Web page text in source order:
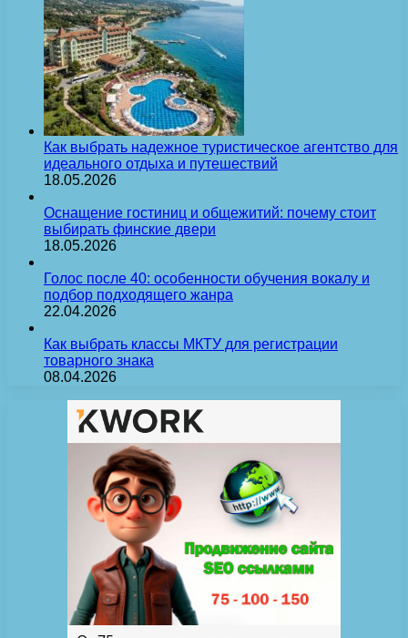
Как выбрать надежное туристическое агентство для
идеального отдыха и путешествий
18.05.2026
Оснащение гостиниц и общежитий: почему стоит
выбирать финские двери
18.05.2026
Голос после 40: особенности обучения вокалу и
подбор подходящего жанра
22.04.2026
Как выбрать классы МКТУ для регистрации
товарного знака
08.04.2026